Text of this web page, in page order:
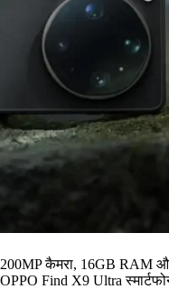
200MP कैमरा, 16GB RAM
OPPO Find X9 Ultra